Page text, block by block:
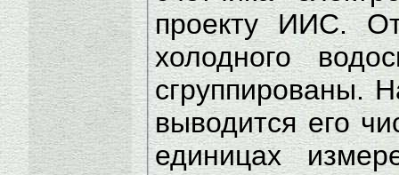
проекту ИИС.
холодного
сгруппированы.
выводится его
единицах